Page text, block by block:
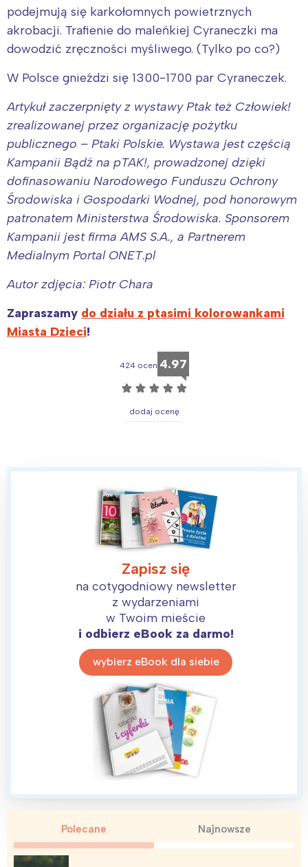
podejmują się karkołomnych powietrznych
akrobacji. Trafienie do maleńkiej Cyraneczki ma
dowodzić zręczności myśliwego. (Tylko po co?)
W Polsce gnieździ się 1300-1700 par Cyraneczek.
Artykuł zaczerpnięty z wystawy Ptak też Człowiek!
zrealizowanej przez organizację pożytku
publicznego – Ptaki Polskie. Wystawa jest częścią
Kampanii Bądź na pTAK!, prowadzonej dzięki
dofinasowaniu Narodowego Funduszu Ochrony
Środowiska i Gospodarki Wodnej, pod honorowym
patronatem Ministerstwa Środowiska. Sponsorem
Kampanii jest firma AMS S.A., a Partnerem
Medialnym Portal ONET.pl
Autor zdjęcia: Piotr Chara
Zapraszamy do działu z ptasimi kolorowankami
Miasta Dzieci!
424 ocen 4.97
☆ ☆ ☆ ☆ ☆
dodaj ocenę
Zapisz się
na cotygodniowy newsletter
z wydarzeniami
w Twoim mieście
i odbierz eBook za darmo!
wybierz eBook dla siebie
Polecane Najnowsze